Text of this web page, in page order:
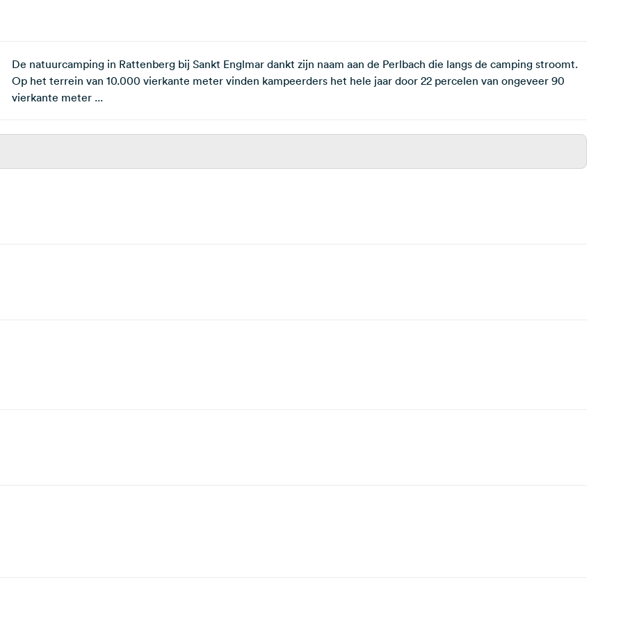
De natuurcamping in Rattenberg bij Sankt Englmar dankt zijn naam aan de Perlbach die langs de camping stroomt.
Op het terrein van 10.000 vierkante meter vinden kampeerders het hele jaar door 22 percelen van ongeveer 90
vierkante meter ...